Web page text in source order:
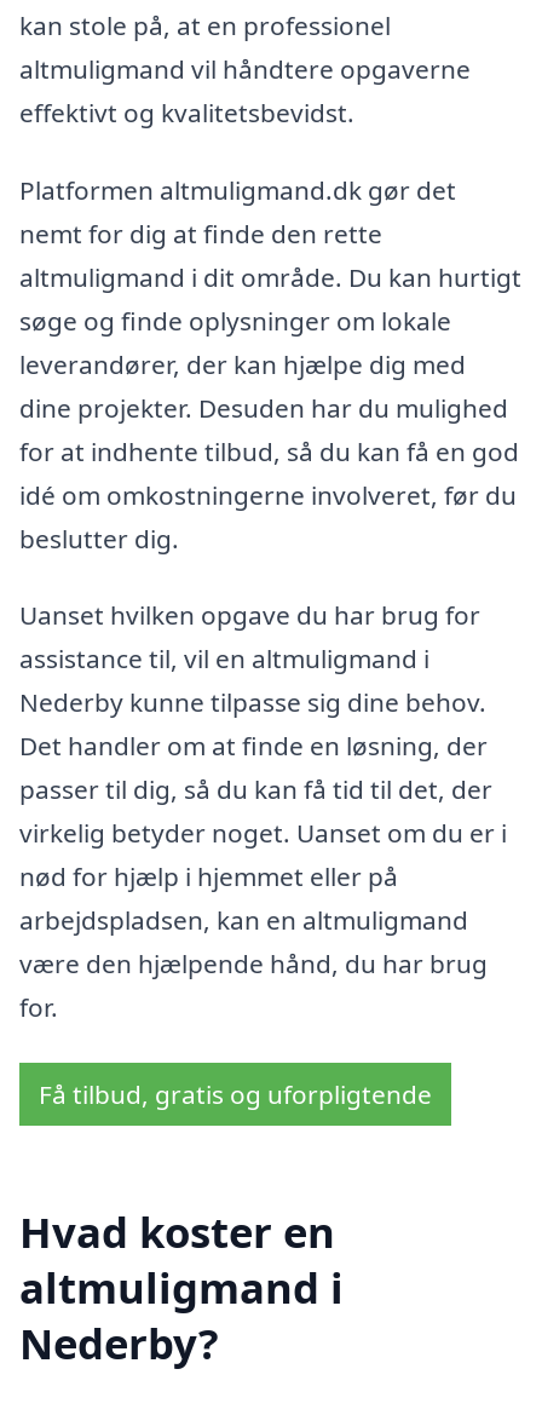
kan stole på, at en professionel
altmuligmand vil håndtere opgaverne
effektivt og kvalitetsbevidst.
Platformen altmuligmand.dk gør det
nemt for dig at finde den rette
altmuligmand i dit område. Du kan hurtigt
søge og finde oplysninger om lokale
leverandører, der kan hjælpe dig med
dine projekter. Desuden har du mulighed
for at indhente tilbud, så du kan få en god
idé om omkostningerne involveret, før du
beslutter dig.
Uanset hvilken opgave du har brug for
assistance til, vil en altmuligmand i
Nederby kunne tilpasse sig dine behov.
Det handler om at finde en løsning, der
passer til dig, så du kan få tid til det, der
virkelig betyder noget. Uanset om du er i
nød for hjælp i hjemmet eller på
arbejdspladsen, kan en altmuligmand
være den hjælpende hånd, du har brug
for.
Få tilbud, gratis og uforpligtende
Hvad koster en
altmuligmand i
Nederby?